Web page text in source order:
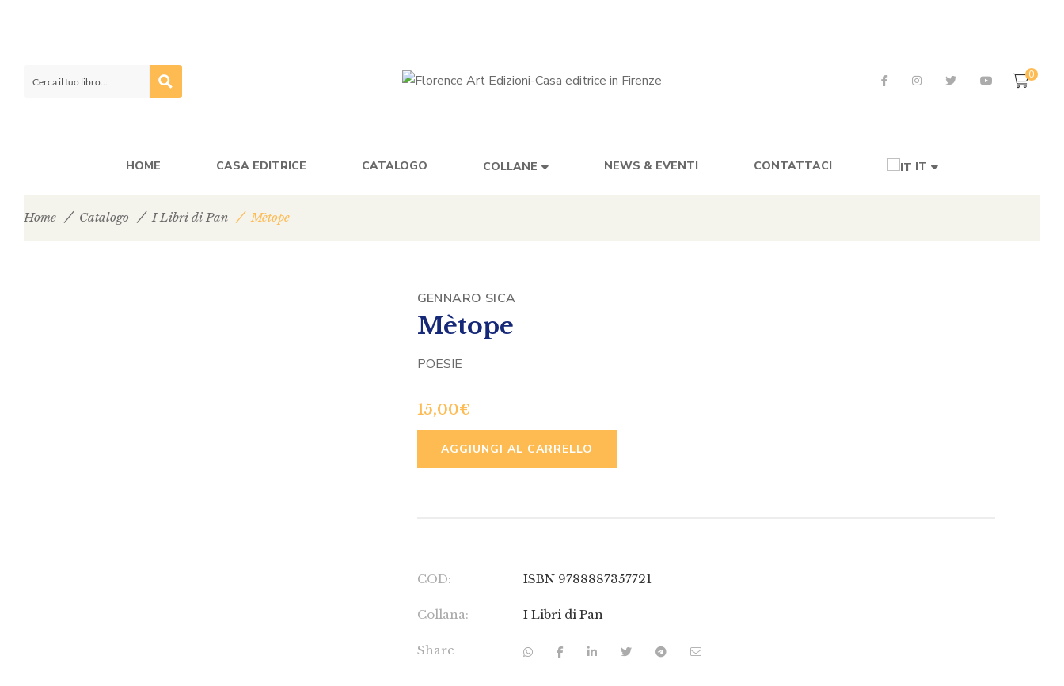
0
HOME CASA EDITRICE CATALOGO COLLANE NEWS & EVENTI CONTATTACI IT
Home Catalogo I Libri di Pan Mètope
GENNARO SICA
Mètope
POESIE
15,00€
AGGIUNGI AL CARRELLO
COD: ISBN 9788887357721
Collana: I Libri di Pan
Share